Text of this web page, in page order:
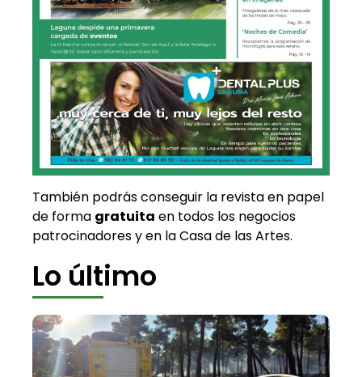
También podrás conseguir la revista en papel
de forma gratuita en todos los negocios
patrocinadores y en la Casa de las Artes.
Lo último